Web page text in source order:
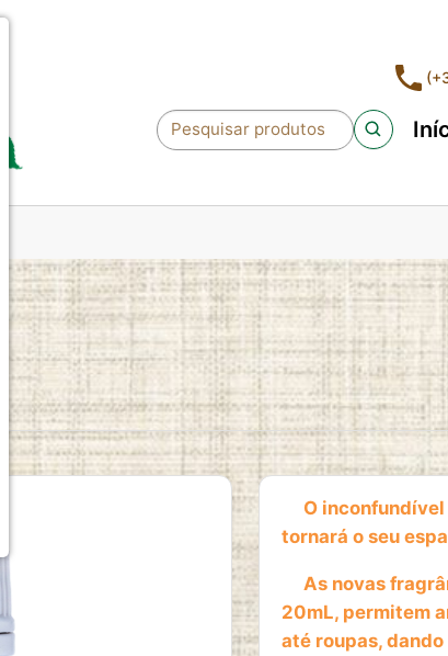
Pesquisar
O inconfundível
tornará o seu
As novas
20mL, permitem
até roupas,